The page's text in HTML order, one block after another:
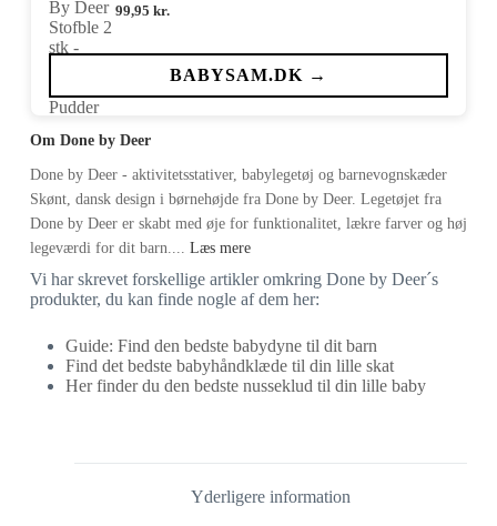
99,95 kr.
BABYSAM.DK →
Om Done by Deer
Done by Deer - aktivitetsstativer, babylegetøj og barnevognskæder
Skønt, dansk design i børnehøjde fra Done by Deer. Legetøjet fra
Done by Deer er skabt med øje for funktionalitet, lækre farver og høj
legeværdi for dit barn.... Læs mere
Vi har skrevet forskellige artikler omkring Done by Deer´s
produkter, du kan finde nogle af dem her:
Guide: Find den bedste babydyne til dit barn
Find det bedste babyhåndklæde til din lille skat
Her finder du den bedste nusseklud til din lille baby
Yderligere information